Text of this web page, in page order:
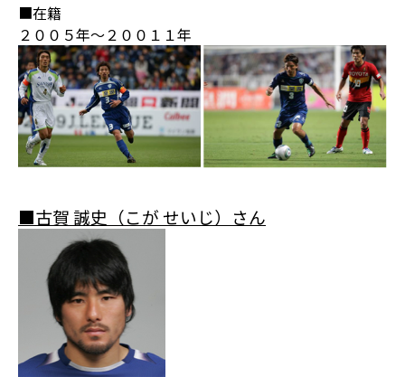
■在籍
２００５年～２００１１年
■古賀 誠史（こが せいじ）さん